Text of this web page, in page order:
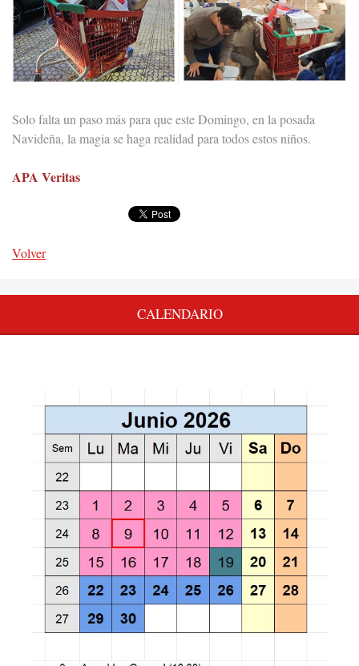
Solo falta un paso más para que este Domingo, en la posada
Navideña, la magia se haga realidad para todos estos niños.
APA Veritas
Volver
CALENDARIO